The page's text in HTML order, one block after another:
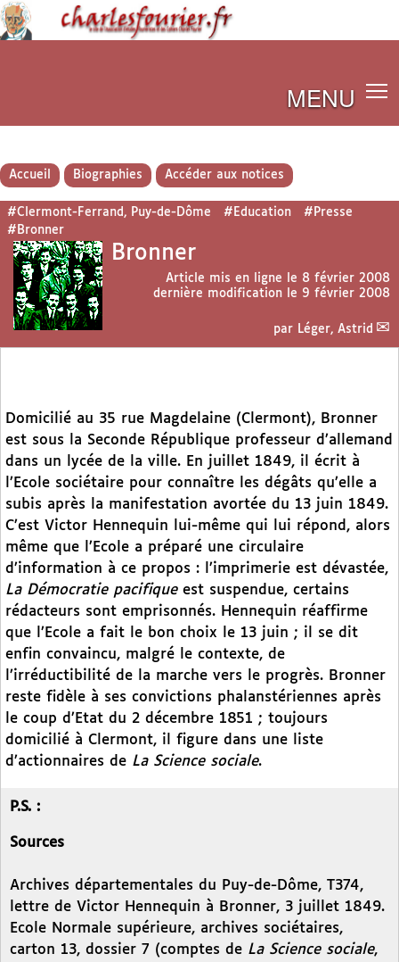
MENU
Accueil Biographies Accéder aux notices
#Clermont-Ferrand, Puy-de-Dôme #Education
#Presse
#Bronner
Bronner
Article mis en ligne le 8 février 2008
dernière modification le 9 février 2008
par Léger, Astrid
Domicilié au 35 rue Magdelaine (Clermont), Bronner
est sous la Seconde République professeur d’allemand
dans un lycée de la ville. En juillet 1849, il écrit à
l’Ecole sociétaire pour connaître les dégâts qu’elle a
subis après la manifestation avortée du 13 juin 1849.
C’est Victor Hennequin lui-même qui lui répond, alors
même que l’Ecole a préparé une circulaire
d’information à ce propos : l’imprimerie est dévastée,
La Démocratie pacifiqueest suspendue, certains
rédacteurs sont emprisonnés. Hennequin réaffirme
que l’Ecole a fait le bon choix le 13 juin ; il se dit
enfin convaincu, malgré le contexte, de
l’irréductibilité de la marche vers le progrès. Bronner
reste fidèle à ses convictions phalanstériennes après
le coup d’Etat du 2 décembre 1851 ; toujours
domicilié à Clermont, il figure dans une liste
d’actionnaires de La Science sociale.
P.S. :
Sources
Archives départementales du Puy-de-Dôme, T374,
lettre de Victor Hennequin à Bronner, 3 juillet 1849.
Ecole Normale supérieure, archives sociétaires,
carton 13, dossier 7 (comptes de La Science sociale,